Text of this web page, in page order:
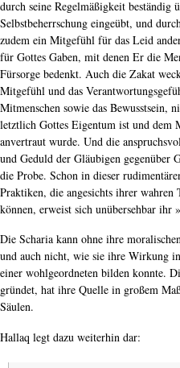
durch seine Regelmäßigkeit beständig
Selbstbeherrschung eingeübt, und
zudem ein Mitgefühl für das Leid
für Gottes Gaben, mit denen Er die
Fürsorge bedenkt. Auch die Zakat
Mitgefühl und das
Mitmenschen sowie das Bewusstsein,
letztlich Gottes Eigentum ist und dem
anvertraut wurde. Und die
und Geduld der Gläubigen
die Probe. Schon in dieser
Praktiken, die angesichts ihrer
können, erweist sich unübersehbar ihr
Die Scharia kann ohne ihre
und auch nicht, wie sie ihre Wirkung
einer wohlgeordneten bilden konnte.
gründet, hat ihre Quelle in großem
Säulen.
Hallaq legt dazu weiterhin dar: